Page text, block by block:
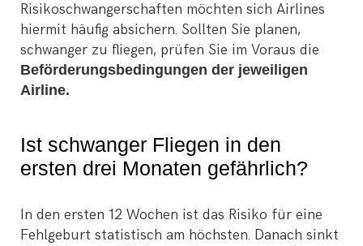
Risikoschwangerschaften möchten sich Airlines
hiermit häufig absichern. Sollten Sie planen,
schwanger zu fliegen, prüfen Sie im Voraus die
Beförderungsbedingungen der jeweiligen
Airline.
Ist schwanger Fliegen in den
ersten drei Monaten gefährlich?
In den ersten 12 Wochen ist das Risiko für eine
Fehlgeburt statistisch am höchsten. Danach sinkt